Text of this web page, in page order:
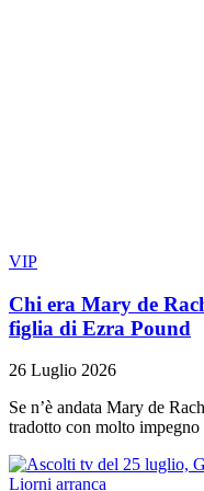
VIP
Chi era Mary de
figlia di Ezra Pound
26 Luglio 2026
Se n’è andata Mary de
tradotto con molto